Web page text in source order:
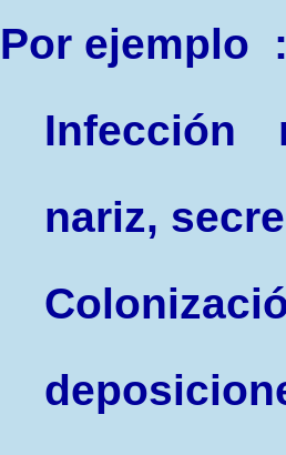
Por ejemplo
Infección
nariz,